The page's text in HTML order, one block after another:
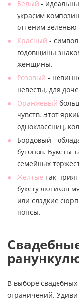
Белый -
украсим
оттеним зеленью
Красный -
годовщины
женщины.
Розовый -
невесты, для
Оранжевый
чувств. Этот
одноклассниц,
Бордовый -
бутонов. Букеты
семейных
Желтые так
букету лютиков
или сладкие
попсы.
В выборе свадебных
ограничений.